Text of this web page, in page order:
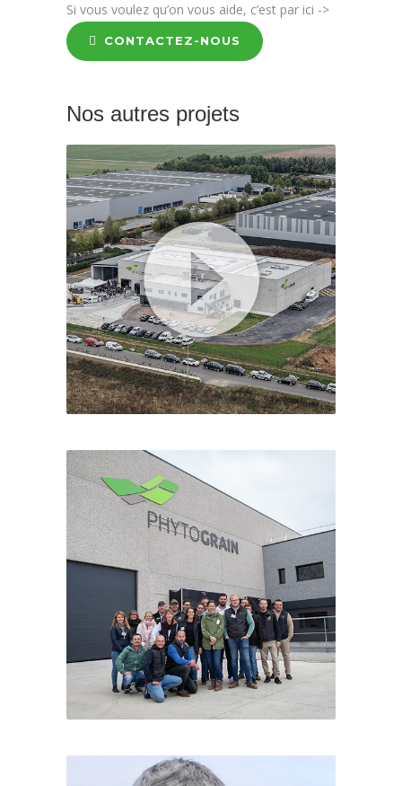
Si vous voulez qu’on vous aide, c’est par ici ->
CONTACTEZ-NOUS
Nos autres projets